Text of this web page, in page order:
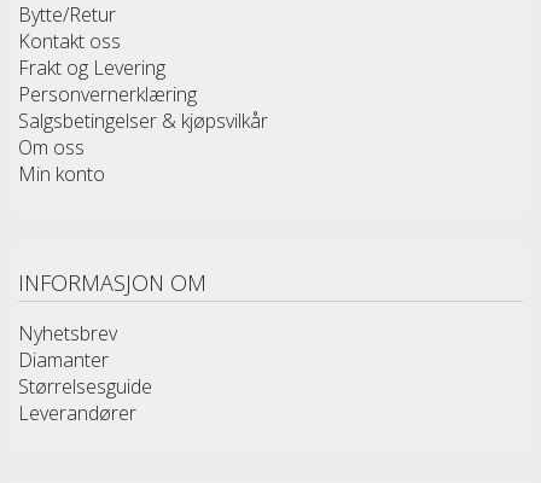
Bytte/Retur
Kontakt oss
Frakt og Levering
Personvernerklæring
Salgsbetingelser & kjøpsvilkår
Om oss
Min konto
INFORMASJON OM
Nyhetsbrev
Diamanter
Størrelsesguide
Leverandører